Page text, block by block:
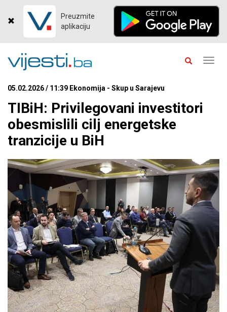
Preuzmite
aplikaciju
05.02.2026 / 11:39 Ekonomija - Skup u Sarajevu
TIBiH: Privilegovani investitori
obesmislili cilj energetske
tranzicije u BiH